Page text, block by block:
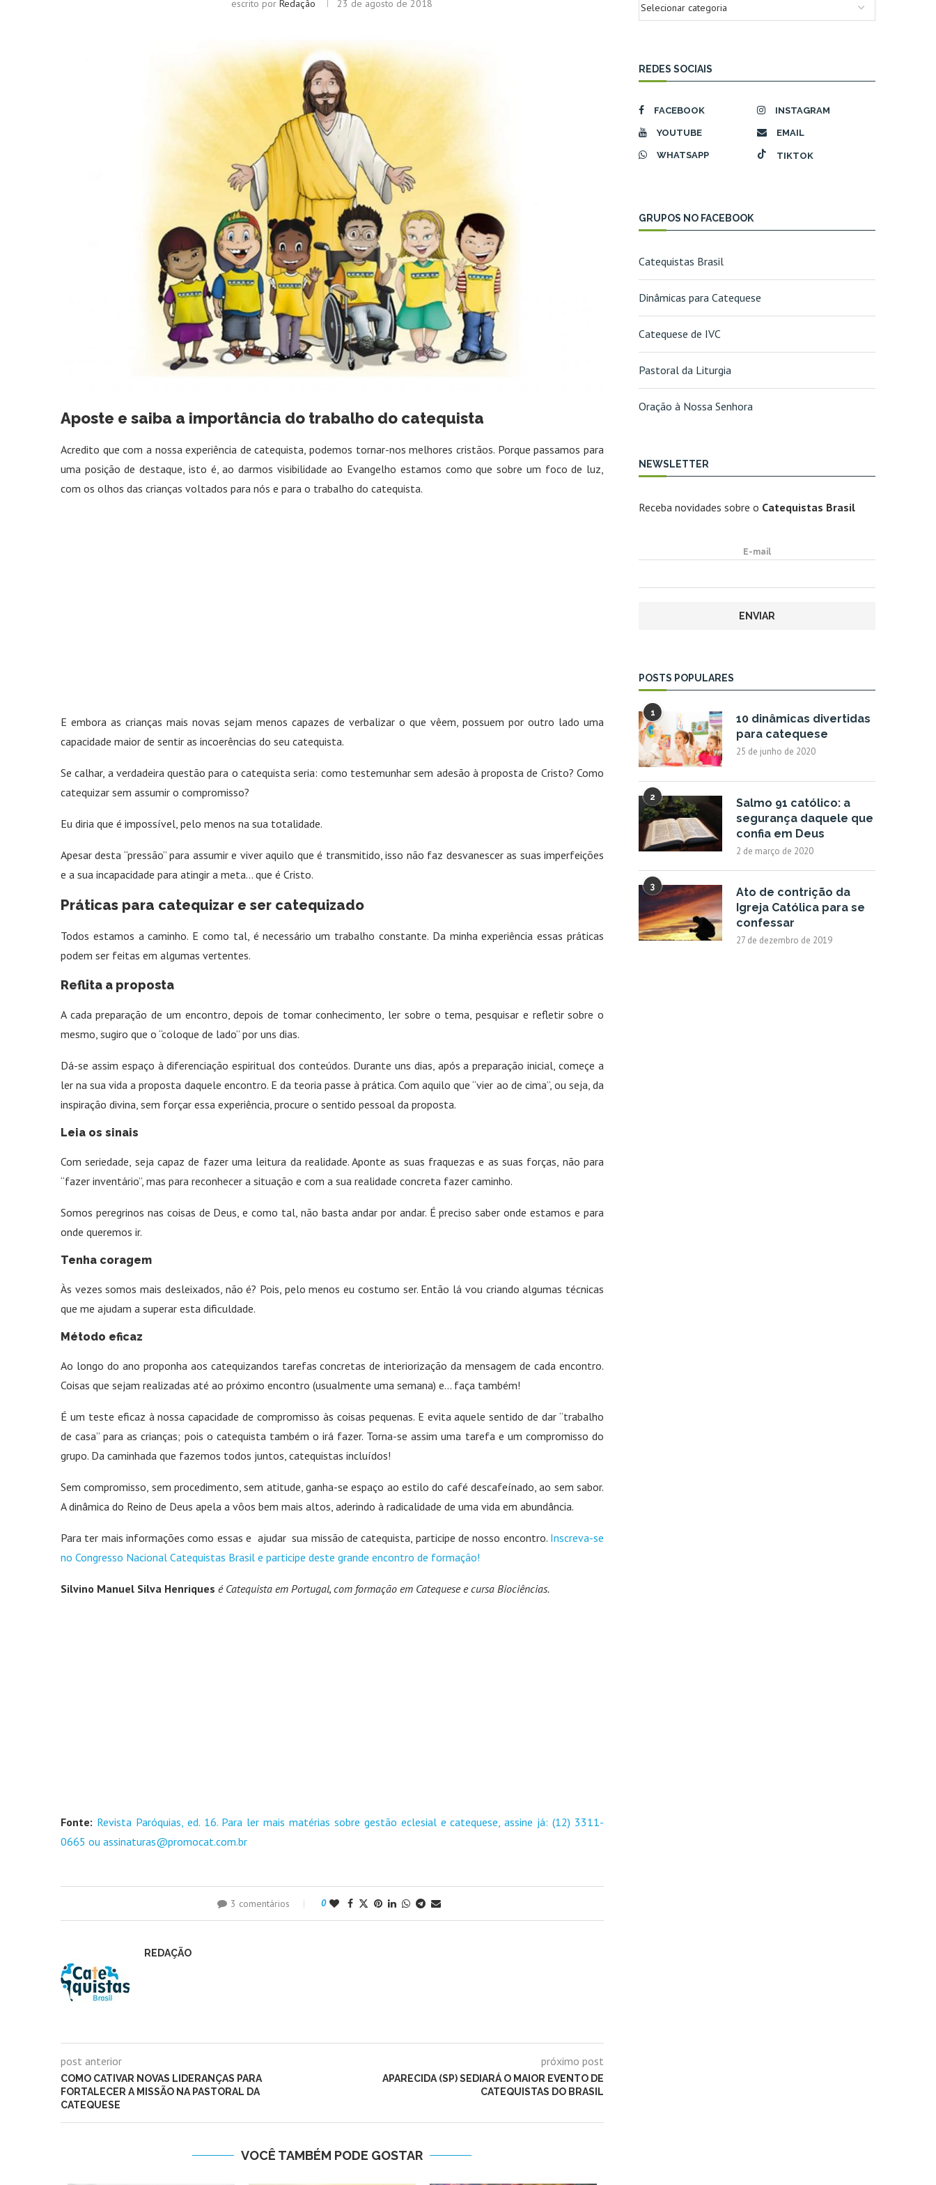
escrito porRedação 23 de agosto de 2018
Aposte e saiba a importância do trabalho do catequista
Acredito que com a nossa experiência de catequista, podemos tornar-nos melhores cristãos. Porque passamos para
uma posição de destaque, isto é, ao darmos visibilidade ao Evangelho estamos como que sobre um foco de luz,
com os olhos das crianças voltados para nós e para o trabalho do catequista.
E embora as crianças mais novas sejam menos capazes de verbalizar o que vêem, possuem por outro lado uma
capacidade maior de sentir as incoerências do seu catequista.
Se calhar, a verdadeira questão para o catequista seria: como testemunhar sem adesão à proposta de Cristo? Como
catequizar sem assumir o compromisso?
Eu diria que é impossível, pelo menos na sua totalidade.
Apesar desta “pressão” para assumir e viver aquilo que é transmitido, isso não faz desvanescer as suas imperfeições
e a sua incapacidade para atingir a meta… que é Cristo.
Práticas para catequizar e ser catequizado
Todos estamos a caminho. E como tal, é necessário um trabalho constante. Da minha experiência essas práticas
podem ser feitas em algumas vertentes.
Reflita a proposta
A cada preparação de um encontro, depois de tomar conhecimento, ler sobre o tema, pesquisar e refletir sobre o
mesmo, sugiro que o “coloque de lado” por uns dias.
Dá-se assim espaço à diferenciação espiritual dos conteúdos. Durante uns dias, após a preparação inicial, começe a
ler na sua vida a proposta daquele encontro. E da teoria passe à prática. Com aquilo que “vier ao de cima”, ou seja, da
inspiração divina, sem forçar essa experiência, procure o sentido pessoal da proposta.
Leia os sinais
Com seriedade, seja capaz de fazer uma leitura da realidade. Aponte as suas fraquezas e as suas forças, não para
“fazer inventário”, mas para reconhecer a situação e com a sua realidade concreta fazer caminho.
Somos peregrinos nas coisas de Deus, e como tal, não basta andar por andar. É preciso saber onde estamos e para
onde queremos ir.
Tenha coragem
Às vezes somos mais desleixados, não é? Pois, pelo menos eu costumo ser. Então lá vou criando algumas técnicas
que me ajudam a superar esta dificuldade.
Método eficaz
Ao longo do ano proponha aos catequizandos tarefas concretas de interiorização da mensagem de cada encontro.
Coisas que sejam realizadas até ao próximo encontro (usualmente uma semana) e… faça também!
É um teste eficaz à nossa capacidade de compromisso às coisas pequenas. E evita aquele sentido de dar “trabalho
de casa” para as crianças; pois o catequista também o irá fazer. Torna-se assim uma tarefa e um compromisso do
grupo. Da caminhada que fazemos todos juntos, catequistas incluídos!
Sem compromisso, sem procedimento, sem atitude, ganha-se espaço ao estilo do café descafeínado, ao sem sabor.
A dinâmica do Reino de Deus apela a vôos bem mais altos, aderindo à radicalidade de uma vida em abundância.
Para ter mais informações como essas e ajudar sua missão de catequista, participe de nosso encontro. Inscreva-se
no Congresso Nacional Catequistas Brasil e participe deste grande encontro de formação!
Silvino Manuel Silva Henriques é Catequista em Portugal, com formação em Catequese e cursa Biociências.
Fonte: Revista Paróquias, ed. 16. Para ler mais matérias sobre gestão eclesial e catequese, assine já: (12) 3311-
0665 ou assinaturas@promocat.com.br
3 comentários 0
REDAÇÃO
post anterior
COMO CATIVAR NOVAS LIDERANÇAS PARA
FORTALECER A MISSÃO NA PASTORAL DA
CATEQUESE
próximo post
APARECIDA (SP) SEDIARÁ O MAIOR EVENTO DE
CATEQUISTAS DO BRASIL
VOCÊ TAMBÉM PODE GOSTAR
REDES SOCIAIS
FACEBOOK INSTAGRAM
YOUTUBE EMAIL
WHATSAPP TIKTOK
GRUPOS NO FACEBOOK
Catequistas Brasil
Dinâmicas para Catequese
Catequese de IVC
Pastoral da Liturgia
Oração à Nossa Senhora
NEWSLETTER
Receba novidades sobre o Catequistas Brasil
E-mail
POSTS POPULARES
1
10 dinâmicas divertidas
para catequese
25 de junho de 2020
2
Salmo 91 católico: a
segurança daquele que
confia em Deus
2 de março de 2020
3
Ato de contrição da
Igreja Católica para se
confessar
27 de dezembro de 2019